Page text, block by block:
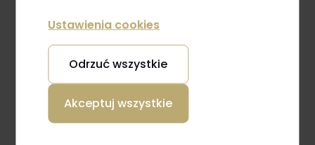
Dla klienta
Przydatne linki
Ustawienia cookies
Odrzuć wszystkie
Akceptuj wszystkie